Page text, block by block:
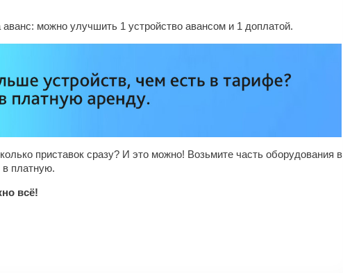
можно улучшить 1 устройство авансом и 1 доплатой.
приставок сразу? И это можно! Возьмите часть оборудования в
в платную.
всё!